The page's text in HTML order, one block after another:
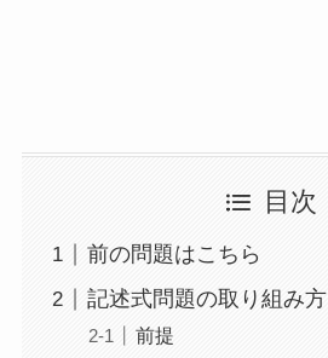
目次
前の問題はこちら
記述式問題の取り組み方
前提